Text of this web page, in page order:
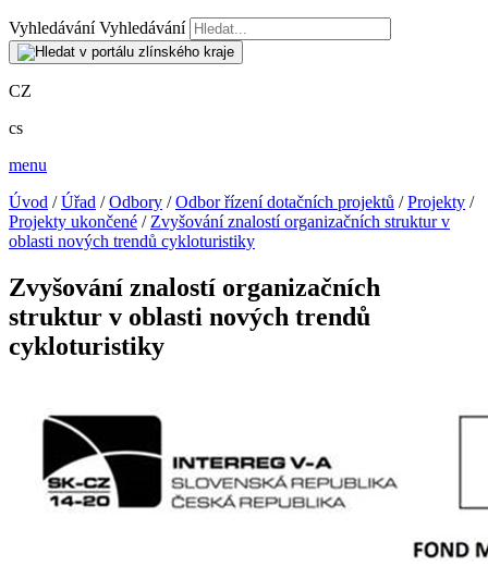
Vyhledávání Vyhledávání
CZ
cs
menu
Úvod /Úřad /Odbory /Odbor řízení dotačních projektů /Projekty /
Projekty ukončené / Zvyšování znalostí organizačních struktur v
oblasti nových trendů cykloturistiky
Zvyšování znalostí organizačních
struktur v oblasti nových trendů
cykloturistiky